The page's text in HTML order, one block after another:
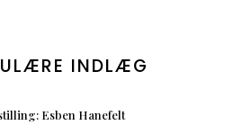
INDLÆG
Esben Hanefelt